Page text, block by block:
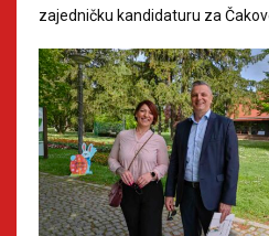
u
općinama
Evo kako su
u Čakovcu,
Središću
zajedničku kandidaturu za